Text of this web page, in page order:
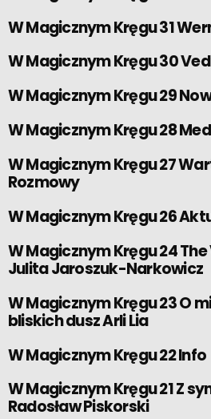
W Magicznym Kręgu 31
W Magicznym Kręgu 30
W Magicznym Kręgu 29
W Magicznym Kręgu 28
W Magicznym Kręgu 27
Rozmowy
W Magicznym Kręgu 26
W Magicznym Kręgu 24
Julita Jaroszuk-Narkowicz
W Magicznym Kręgu 23 O
bliskich dusz Arli Lia
W Magicznym Kręgu 22 Info
W Magicznym Kręgu 21 Z
Radosław Piskorski